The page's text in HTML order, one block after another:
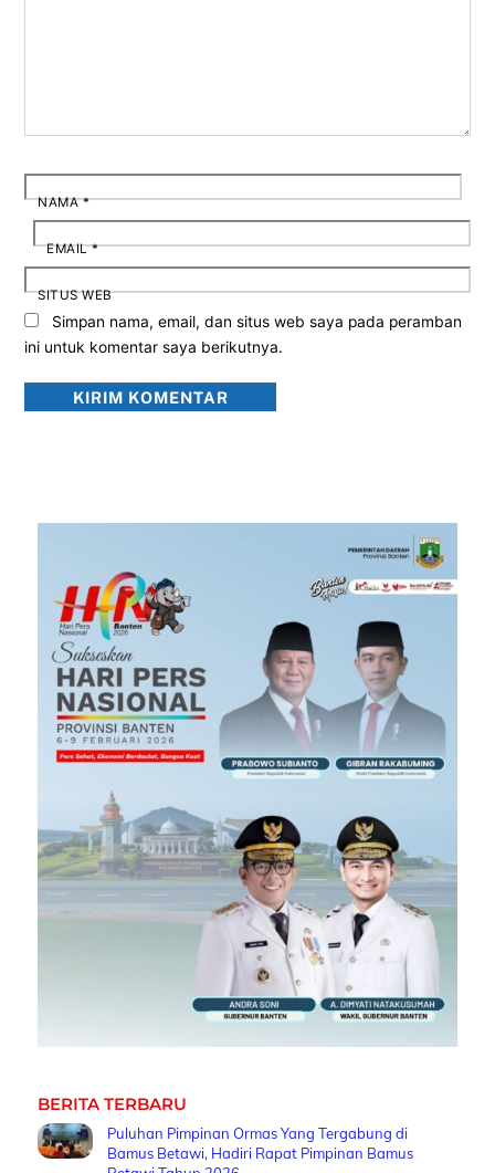
NAMA*
EMAIL*
SITUS WEB
Simpan nama, email, dan situs web saya pada peramban
ini untuk komentar saya berikutnya.
BERITA TERBARU
Puluhan Pimpinan Ormas Yang Tergabung di
Bamus Betawi, Hadiri Rapat Pimpinan Bamus